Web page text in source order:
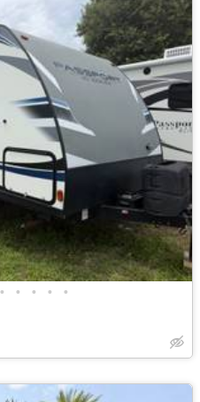
• • • • •